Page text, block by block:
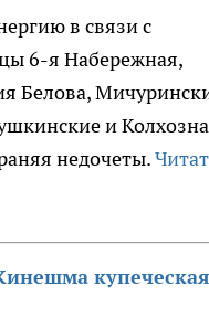
в связи с
6-я Набережная,
Белова,
и
недочеты.